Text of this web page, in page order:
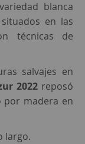
blanca
en las
técnicas de
salvajes en
2022 reposó
por madera en
largo.